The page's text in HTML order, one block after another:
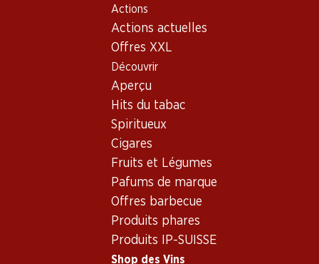
Actions
Actions actuelles
Offres XXL
Découvrir
Aperçu
Hits du tabac
Spiritueux
Cigares
Fruits et Légumes
Pafums de marque
Offres barbecue
Produits phares
Produits IP-SUISSE
Shop des Vins
Shop des Vins
France
Bourgogne
«C» Chablis AOC